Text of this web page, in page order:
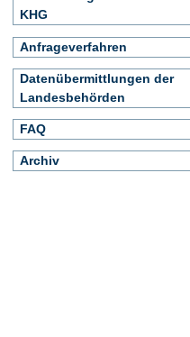
KHG
Anfrageverfahren
Datenübermittlungen der
Landesbehörden
FAQ
Archiv